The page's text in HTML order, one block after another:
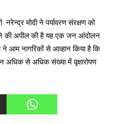
मोदी ने पर्यावरण संरक्षण को
की अपील की है यह एक जन आंदोलन
ने आम नागरिकों से आव्हान किया है कि
अधिक से अधिक संख्या में वृक्षारोपण